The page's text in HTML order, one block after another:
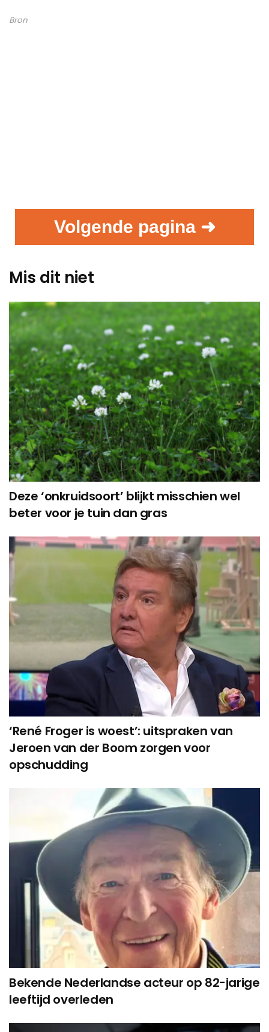
Bron
Volgende pagina ➜
Mis dit niet
Deze ‘onkruidsoort’ blijkt misschien wel
beter voor je tuin dan gras
‘René Froger is woest’: uitspraken van
Jeroen van der Boom zorgen voor
opschudding
Bekende Nederlandse acteur op 82-jarige
leeftijd overleden